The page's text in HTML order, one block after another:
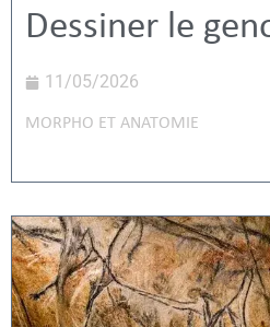
Dessiner le
11/05/2026
MORPHO ET ANATOMIE